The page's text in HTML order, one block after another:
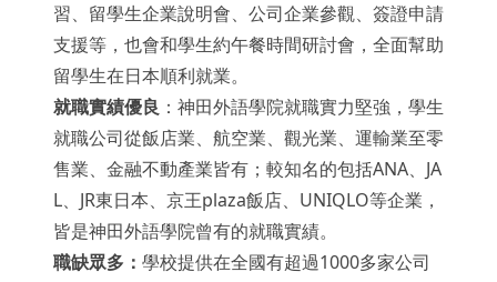
習、留學生企業說明會、公司企業參觀、簽證申請
支援等，也會和學生約午餐時間研討會，全面幫助
留學生在日本順利就業。
就職實績優良：神田外語學院就職實力堅強，學生
就職公司從飯店業、航空業、觀光業、運輸業至零
售業、金融不動產業皆有；較知名的包括ANA、JA
L、JR東日本、京王plaza飯店、UNIQLO等企業，
皆是神田外語學院曾有的就職實績。
職缺眾多： 學校提供在全國有超過1000多家公司